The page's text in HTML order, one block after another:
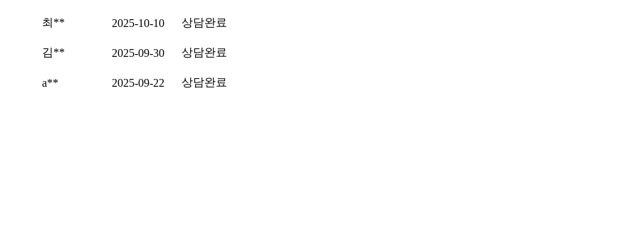
최** 2025-10-10 상담완료
김** 2025-09-30 상담완료
a** 2025-09-22 상담완료